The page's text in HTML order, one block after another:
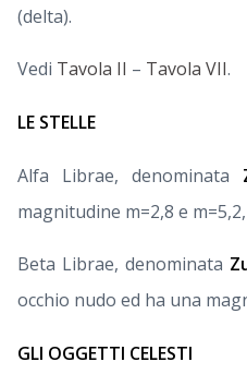
(delta).
Vedi Tavola II – Tavola VII.
LE STELLE
Alfa Librae, denominata
magnitudine m=2,8 e
Beta Librae, denominata
occhio nudo ed ha una
GLI OGGETTI CELESTI